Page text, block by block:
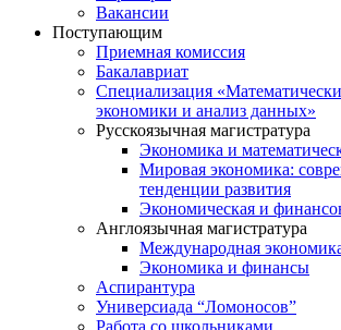
Вакансии
Поступающим
Приемная комиссия
Бакалавриат
Специализация
экономики и анализ данных»
Русскоязычная магистратура
Экономика и
Мировая экономика:
тенденции развития
Экономическая и
Англоязычная магистратура
Международная
Экономика и финансы
Аспирантура
Универсиада “Ломоносов”